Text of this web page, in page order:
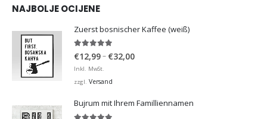
NAJBOLJE OCIJENE
Zuerst bosnischer Kaffee (weiß)
5.00von 5
€12,99– €32,00Preisspanne:
Inkl. MwSt.
zzgl. Versand
Bujrum mit Ihrem Familliennamen